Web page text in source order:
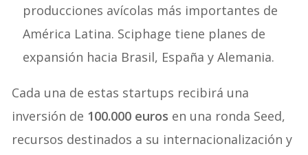
producciones avícolas más importantes de
América Latina. Sciphage tiene planes de
expansión hacia Brasil, España y Alemania.
Cada una de estas startups recibirá una
inversión de 100.000 euros en una ronda Seed,
recursos destinados a su internacionalización y